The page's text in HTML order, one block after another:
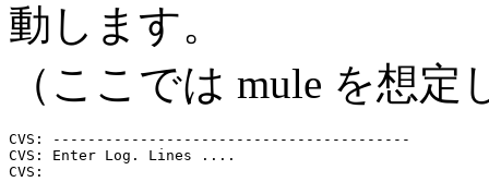
動します。
（ここでは mule を想定
CVS: -----------------------------------------
CVS: Enter Log. Lines ....
CVS: